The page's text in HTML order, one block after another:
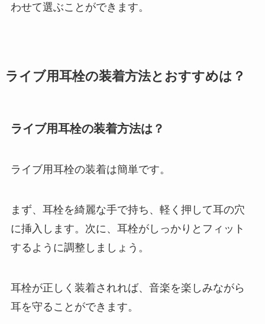
わせて選ぶことができます。
ライブ用耳栓の装着方法とおすすめは？
ライブ用耳栓の装着方法は？
ライブ用耳栓の装着は簡単です。
まず、耳栓を綺麗な手で持ち、軽く押して耳の穴
に挿入します。次に、耳栓がしっかりとフィット
するように調整しましょう。
耳栓が正しく装着されれば、音楽を楽しみながら
耳を守ることができます。